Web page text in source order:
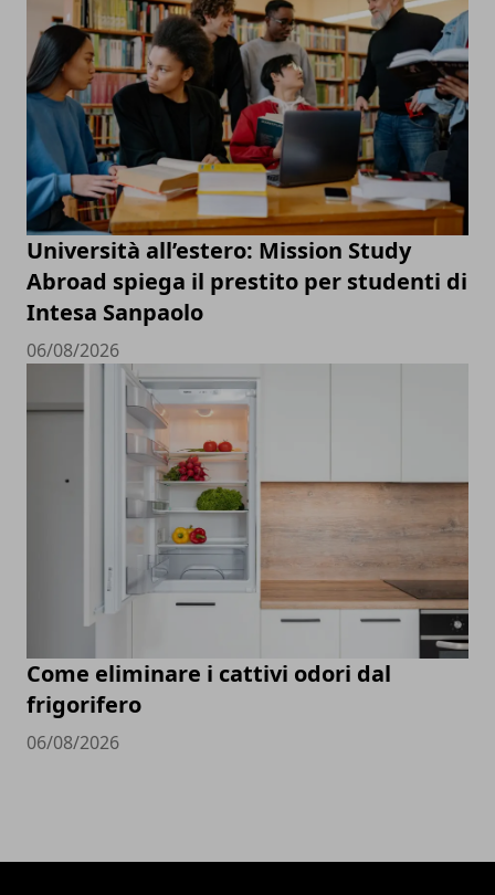
Università all’estero: Mission Study
Abroad spiega il prestito per studenti di
Intesa Sanpaolo
06/08/2026
Come eliminare i cattivi odori dal
frigorifero
06/08/2026